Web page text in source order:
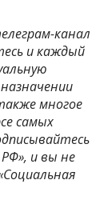
канал
и каждый
многое
самых
и вы не